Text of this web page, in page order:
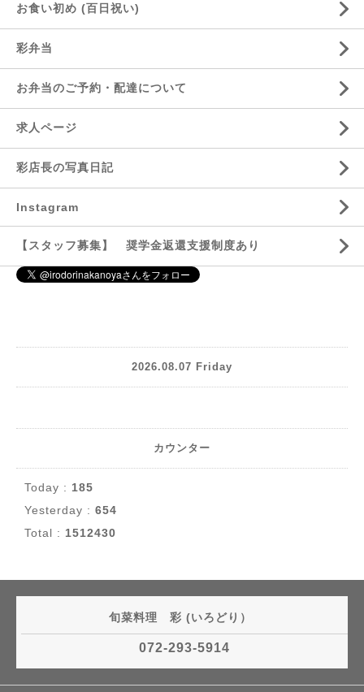
お食い初め (百日祝い)
彩弁当
お弁当のご予約・配達について
求人ページ
彩店長の写真日記
Instagram
【スタッフ募集】 奨学金返還支援制度あり
2026.08.07 Friday
カウンター
Today : 185
Yesterday : 654
Total : 1512430
旬菜料理 彩 (いろどり）
072-293-5914